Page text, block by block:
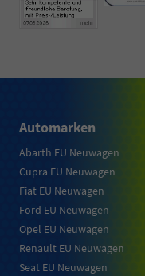
Automarken
Abarth EU Neuwagen
Cupra EU Neuwagen
Fiat EU Neuwagen
Ford EU Neuwagen
Opel EU Neuwagen
Renault EU Neuwagen
Seat EU Neuwagen